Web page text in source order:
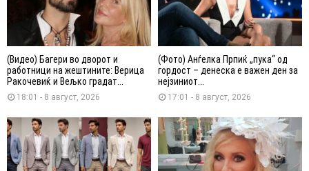
(Видео) Багери во дворот и
работници на жештините: Верица
Ракочевиќ и Вељко градат...
18:01 - 8 август, 2026
(Фото) Анѓелка Прпиќ „пука“ од
гордост – денеска е важен ден за
нејзиниот...
17:01 - 8 август, 2026